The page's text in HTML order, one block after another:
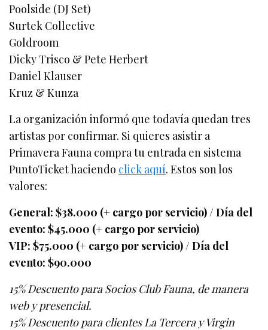
Poolside (DJ Set)
Surtek Collective
Goldroom
Dicky Trisco & Pete Herbert
Daniel Klauser
Kruz & Kunza
La organización informó que todavía quedan tres
artistas por confirmar. Si quieres asistir a
Primavera Fauna compra tu entrada en sistema
PuntoTicket haciendo click aquí. Estos son los
valores:
General: $38.000 (+ cargo por servicio) / Día del
evento: $45.000 (+ cargo por servicio)
VIP: $75.000 (+ cargo por servicio) / Día del
evento: $90.000
15% Descuento para Socios Club Fauna, de manera
web y presencial.
15% Descuento para clientes La Tercera y Virgin